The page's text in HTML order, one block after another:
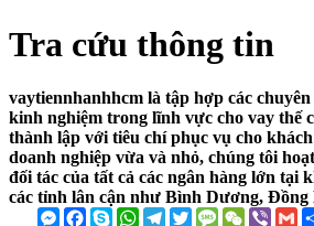
Tra cứu thông tin
vaytiennhanhhcm là tập hợp các
kinh nghiệm trong lĩnh vực cho vay thế
thành lập với tiêu chí phục vụ cho
doanh nghiệp vừa và nhỏ, chúng tôi
đối tác của tất cả các ngân hàng lớn tại
các tỉnh lân cận như Bình Dương, Đồng
Messenger
Facebook
SkypeWhatsApp
Telegram
TwitterMessage
WeChat
Viber